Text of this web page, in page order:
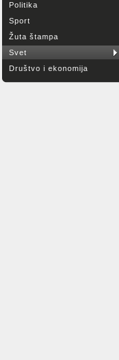
Politika
Sport
Žuta štampa
Svet
Društvo i ekonomija